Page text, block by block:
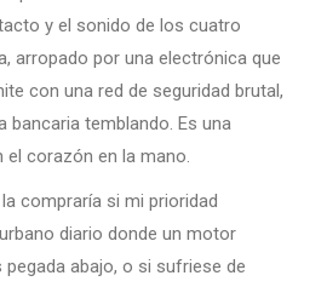
y el sonido de los cuatro
arropado por una electrónica que
con una red de seguridad brutal,
bancaria temblando. Es una
corazón en la mano.
compraría si mi prioridad
diario donde un motor
abajo, o si sufriese de